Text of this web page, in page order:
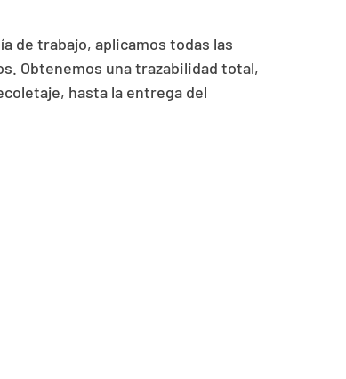
de trabajo, aplicamos todas las
Obtenemos una trazabilidad total,
hasta la entrega del